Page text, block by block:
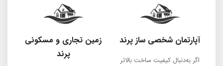
آپارتمان شخصی ساز پرند
اگر به‌دنبال کیفیت ساخت بالاتر
زمین تجاری و مسکونی
پرند